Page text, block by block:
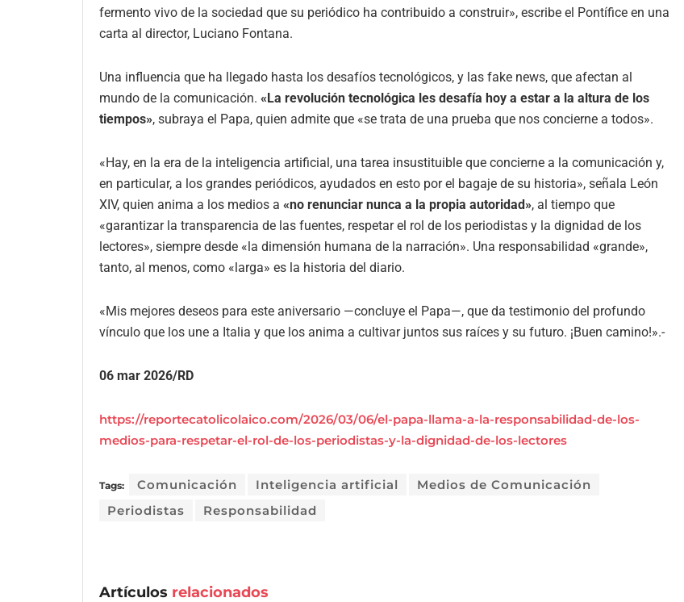
fermento vivo de la sociedad que su periódico ha contribuido a construir», escribe el Pontífice en una
carta al director, Luciano Fontana.
Una influencia que ha llegado hasta los desafíos tecnológicos, y las fake news, que afectan al
mundo de la comunicación. «La revolución tecnológica les desafía hoy a estar a la altura de los
tiempos», subraya el Papa, quien admite que «se trata de una prueba que nos concierne a todos».
«Hay, en la era de la inteligencia artificial, una tarea insustituible que concierne a la comunicación y,
en particular, a los grandes periódicos, ayudados en esto por el bagaje de su historia», señala León
XIV, quien anima a los medios a «no renunciar nunca a la propia autoridad», al tiempo que
«garantizar la transparencia de las fuentes, respetar el rol de los periodistas y la dignidad de los
lectores», siempre desde «la dimensión humana de la narración». Una responsabilidad «grande»,
tanto, al menos, como «larga» es la historia del diario.
«Mis mejores deseos para este aniversario —concluye el Papa—, que da testimonio del profundo
vínculo que los une a Italia y que los anima a cultivar juntos sus raíces y su futuro. ¡Buen camino!».-
06 mar 2026/RD
https://reportecatolicolaico.com/2026/03/06/el-papa-llama-a-la-responsabilidad-de-los-
medios-para-respetar-el-rol-de-los-periodistas-y-la-dignidad-de-los-lectores
Tags: Comunicación Inteligencia artificial
Medios de Comunicación
Periodistas
Responsabilidad
Artículos relacionados